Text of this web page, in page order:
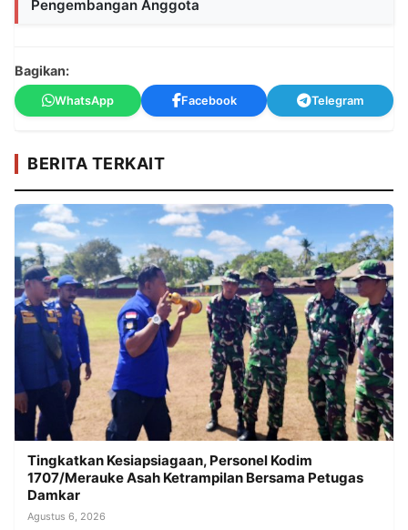
Pengembangan Anggota
Bagikan:
WhatsApp Facebook Telegram
BERITA TERKAIT
Tingkatkan Kesiapsiagaan, Personel Kodim
1707/Merauke Asah Ketrampilan Bersama Petugas
Damkar
Agustus 6, 2026